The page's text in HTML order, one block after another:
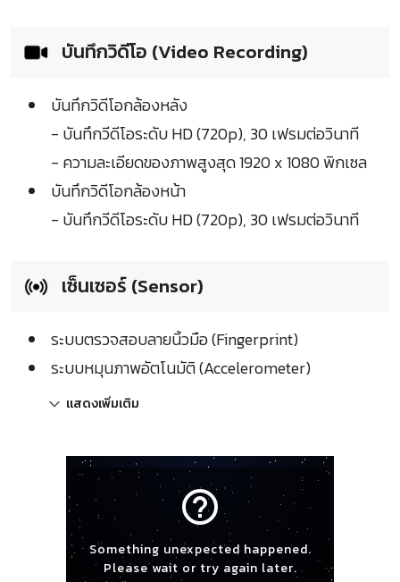
บันทึกวิดีโอ (Video Recording)
บันทึกวิดีโอกล้องหลัง
- บันทึกวีดีโอระดับ HD (720p), 30 เฟรมต่อวินาที
- ความละเอียดของภาพสูงสุด 1920 x 1080 พิกเซล
บันทึกวิดีโอกล้องหน้า
- บันทึกวีดีโอระดับ HD (720p), 30 เฟรมต่อวินาที
เซ็นเซอร์ (Sensor)
ระบบตรวจสอบลายนิ้วมือ (Fingerprint)
ระบบหมุนภาพอัตโนมัติ (Accelerometer)
แสดงเพิ่มเติม
help_outline
Something unexpected happened.
Please wait or try again later.